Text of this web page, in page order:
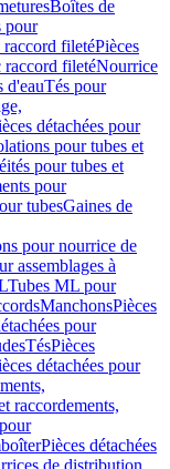
Boîtes de
pour
filetéPièces
raccord filetéNourrice
d'eauTés pour
détachées pour
pour tubes et
pour tubes et
pour
tubesGaines de
pour nourrice de
assemblages à
Tubes ML pour
ManchonsPièces
pour
TésPièces
détachées pour
raccordements,
Pièces détachées
de distribution